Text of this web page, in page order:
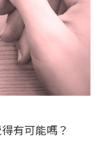
有可能嗎？